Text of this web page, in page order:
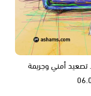
تصعيد أمني وجريمة